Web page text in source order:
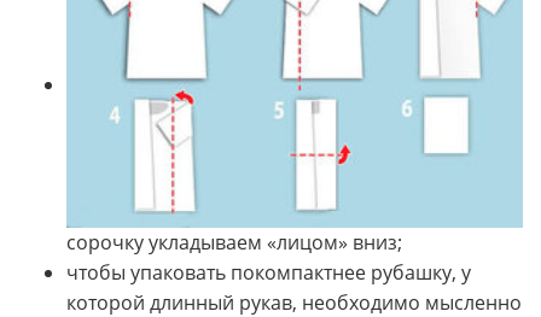
сорочку укладываем «лицом» вниз;
чтобы упаковать покомпактнее рубашку, у
которой длинный рукав, необходимо мысленно